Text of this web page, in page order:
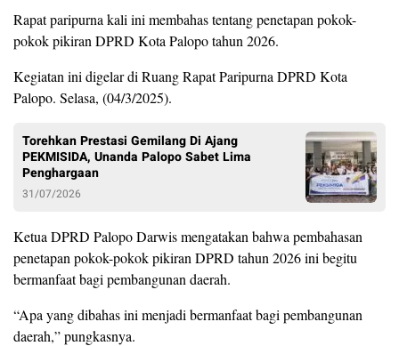
Rapat paripurna kali ini membahas tentang penetapan pokok-
pokok pikiran DPRD Kota Palopo tahun 2026.
Kegiatan ini digelar di Ruang Rapat Paripurna DPRD Kota
Palopo. Selasa, (04/3/2025).
Torehkan Prestasi Gemilang Di Ajang
PEKMISIDA, Unanda Palopo Sabet Lima
Penghargaan
31/07/2026
Ketua DPRD Palopo Darwis mengatakan bahwa pembahasan
penetapan pokok-pokok pikiran DPRD tahun 2026 ini begitu
bermanfaat bagi pembangunan daerah.
“Apa yang dibahas ini menjadi bermanfaat bagi pembangunan
daerah,” pungkasnya.